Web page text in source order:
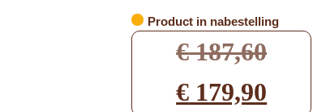
Product in nabestelling
€187,60
€ 179,90